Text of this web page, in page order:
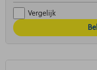
Vergelijk